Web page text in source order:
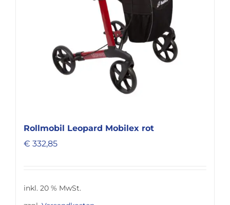
Rollmobil Leopard Mobilex rot
€ 332,85
inkl. 20 % MwSt.